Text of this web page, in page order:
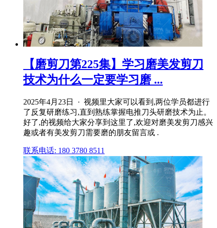
【磨剪刀第225集】学习磨美发剪刀
技术为什么一定要学习磨 ...
2025年4月23日 · 视频里大家可以看到,两位学员都进行
了反复研磨练习,直到熟练掌握电推刀头研磨技术为止。
好了,的视频给大家分享到这里了,欢迎对磨美发剪刀感兴
趣或者有美发剪刀需要磨的朋友留言或 .
联系电话: 180 3780 8511